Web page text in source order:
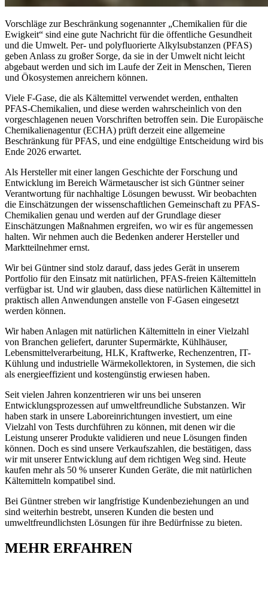
Vorschläge zur Beschränkung sogenannter „Chemikalien für die
Ewigkeit“ sind eine gute Nachricht für die öffentliche Gesundheit
und die Umwelt. Per- und polyfluorierte Alkylsubstanzen (PFAS)
geben Anlass zu großer Sorge, da sie in der Umwelt nicht leicht
abgebaut werden und sich im Laufe der Zeit in Menschen, Tieren
und Ökosystemen anreichern können.
Viele F-Gase, die als Kältemittel verwendet werden, enthalten
PFAS-Chemikalien, und diese werden wahrscheinlich von den
vorgeschlagenen neuen Vorschriften betroffen sein. Die Europäische
Chemikalienagentur (ECHA) prüft derzeit eine allgemeine
Beschränkung für PFAS, und eine endgültige Entscheidung wird bis
Ende 2026 erwartet.
Als Hersteller mit einer langen Geschichte der Forschung und
Entwicklung im Bereich Wärmetauscher ist sich Güntner seiner
Verantwortung für nachhaltige Lösungen bewusst. Wir beobachten
die Einschätzungen der wissenschaftlichen Gemeinschaft zu PFAS-
Chemikalien genau und werden auf der Grundlage dieser
Einschätzungen Maßnahmen ergreifen, wo wir es für angemessen
halten. Wir nehmen auch die Bedenken anderer Hersteller und
Marktteilnehmer ernst.
Wir bei Güntner sind stolz darauf, dass jedes Gerät in unserem
Portfolio für den Einsatz mit natürlichen, PFAS-freien Kältemitteln
verfügbar ist. Und wir glauben, dass diese natürlichen Kältemittel in
praktisch allen Anwendungen anstelle von F-Gasen eingesetzt
werden können.
Wir haben Anlagen mit natürlichen Kältemitteln in einer Vielzahl
von Branchen geliefert, darunter Supermärkte, Kühlhäuser,
Lebensmittelverarbeitung, HLK, Kraftwerke, Rechenzentren, IT-
Kühlung und industrielle Wärmekollektoren, in Systemen, die sich
als energieeffizient und kostengünstig erwiesen haben.
Seit vielen Jahren konzentrieren wir uns bei unseren
Entwicklungsprozessen auf umweltfreundliche Substanzen. Wir
haben stark in unsere Laboreinrichtungen investiert, um eine
Vielzahl von Tests durchführen zu können, mit denen wir die
Leistung unserer Produkte validieren und neue Lösungen finden
können. Doch es sind unsere Verkaufszahlen, die bestätigen, dass
wir mit unserer Entwicklung auf dem richtigen Weg sind. Heute
kaufen mehr als 50 % unserer Kunden Geräte, die mit natürlichen
Kältemitteln kompatibel sind.
Bei Güntner streben wir langfristige Kundenbeziehungen an und
sind weiterhin bestrebt, unseren Kunden die besten und
umweltfreundlichsten Lösungen für ihre Bedürfnisse zu bieten.
MEHR ERFAHREN